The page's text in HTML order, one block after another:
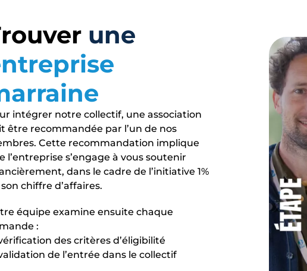
une
intégrer notre collectif, une association
être recommandée par l’un de nos
Cette recommandation implique
l’entreprise s’engage à vous soutenir
dans le cadre de l’initiative 1%
chiffre d’affaires.
équipe examine ensuite chaque
:
des critères d’éligibilité
de l’entrée dans le collectif